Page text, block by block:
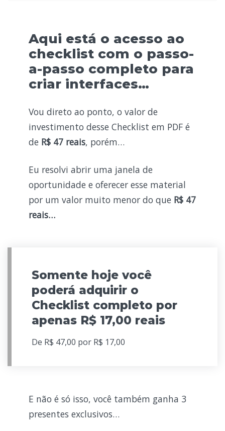
Aqui está o acesso ao
checklist com o passo-
a-passo completo para
criar interfaces…
Vou direto ao ponto, o valor de
investimento desse Checklist em PDF é
de R$ 47 reais, porém…
Eu resolvi abrir uma janela de
oportunidade e oferecer esse material
por um valor muito menor do que R$ 47
reais…
Somente hoje você
poderá adquirir o
Checklist completo por
apenas R$ 17,00 reais
De R$ 47,00 por R$ 17,00
E não é só isso, você também ganha 3
presentes exclusivos…